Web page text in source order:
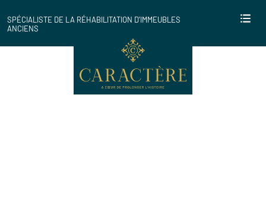
SPÉCIALISTE DE LA RÉHABILITATION D'IMMEUBLES
ANCIENS